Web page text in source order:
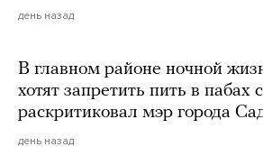
день назад
В главном районе ночной
хотят запретить пить в пабах
раскритиковал мэр города
день назад